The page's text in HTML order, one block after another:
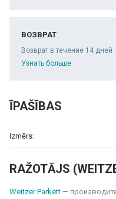
RAŽOTĀJS
Weitzer Parkett —
ВОЗВРАТ
Возврат в течение 14 дней
Узнать больше
ĪPAŠĪBAS
Izmērs: